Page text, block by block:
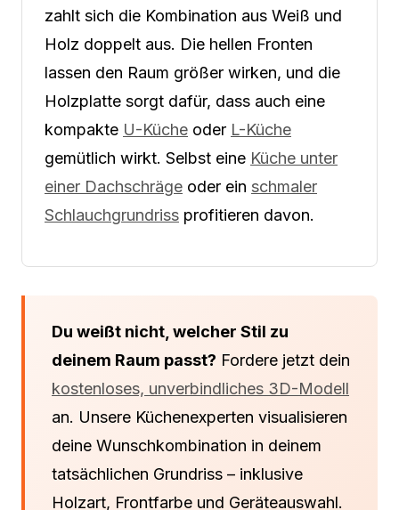
zahlt sich die Kombination aus Weiß und
Holz doppelt aus. Die hellen Fronten
lassen den Raum größer wirken, und die
Holzplatte sorgt dafür, dass auch eine
kompakte U-Küche oder L-Küche
gemütlich wirkt. Selbst eine Küche unter
einer Dachschräge oder ein schmaler
Schlauchgrundriss profitieren davon.
Du weißt nicht, welcher Stil zu
deinem Raum passt? Fordere jetzt dein
kostenloses, unverbindliches 3D-Modell
an. Unsere Küchenexperten visualisieren
deine Wunschkombination in deinem
tatsächlichen Grundriss – inklusive
Holzart, Frontfarbe und Geräteauswahl.